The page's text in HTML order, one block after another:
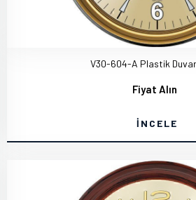
V30-604-A Plastik
Fiyat Alın
İNCELE